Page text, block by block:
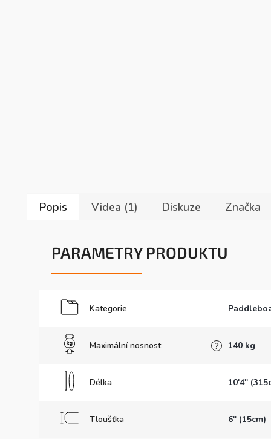
Popis Videa (1) Diskuze Značka
PARAMETRY PRODUKTU
Kategorie
?
Maximální nosnost 140 kg
Délka 10'4''
Tloušťka 6" (15cm)